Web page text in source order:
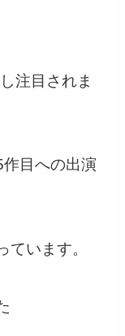
注目されま
作目への出演
ています。